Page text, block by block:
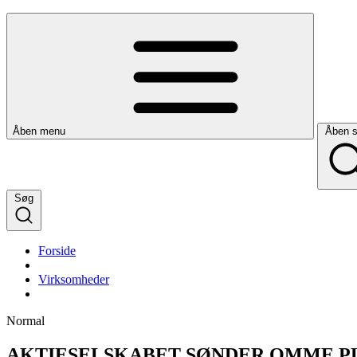
Åben menu Åben
Søg
Forside
Virksomheder
Normal